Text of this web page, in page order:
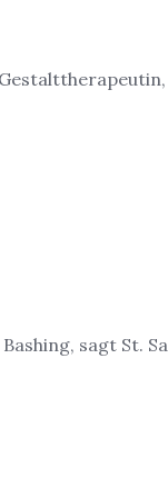
sagt St.